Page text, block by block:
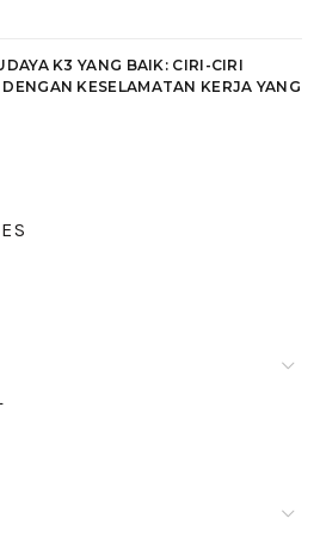
K3 YANG BAIK: CIRI-CIRI
KESELAMATAN KERJA YANG